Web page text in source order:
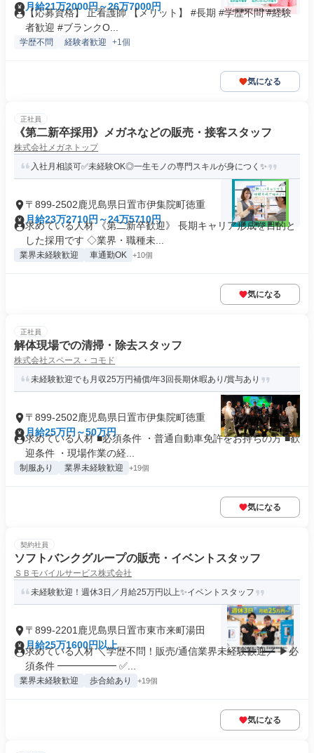
月給21万2000円～26万7000円
【応募資格】 正看護師 【メリット】 #長期 #学歴不問 #経験
者歓迎 #ブランクO...
学歴不問 経験者歓迎 +1個
気になる
正社員
《第二新卒採用》メガネなどの販売・接客スタッフ
株式会社メガネトップ
入社月相談可✅未経験OK◎一生モノの専門スキルが身につく✨
〒899-2502鹿児島県日置市伊集院町徳重
月給23万2710円～24万5710円
求めている人材 《第二新卒歓迎》 長期キャリア形成を目的と
した採用です ◇業界・職種未...
業界未経験歓迎 車通勤OK +10個
気になる
正社員
解体現場での清掃・除去スタッフ
株式会社スペース・コモド
未経験歓迎でも月収25万円補償/年3回長期休暇あり/賞与あり
〒899-2502鹿児島県日置市伊集院町徳重
月給25万円～50万円
求めている人材 ■必須条件 ・普通自動車免許をお持ちの方 ■歓
迎条件 ・現場作業の経...
制服あり 業界未経験歓迎 +19個
気になる
契約社員
ソフトバンクグループの販売・イベントスタッフ
ＳＢモバイルサービス株式会社
未経験歓迎！週休3日／月給25万円以上✨イベントスタッフ
〒899-2201鹿児島県日置市東市来町湯田
月給25万1600円以上
求めている人材 ＼学歴不問！販売/通信業界未経験歓迎／ ▶必
須条件 ━━━━━━ ✅...
業界未経験歓迎 歩合給あり +19個
気になる